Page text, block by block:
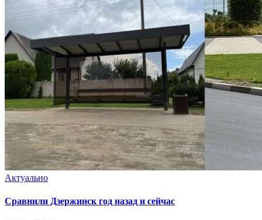
Актуально
Сравнили Дзержинск год назад и сейчас